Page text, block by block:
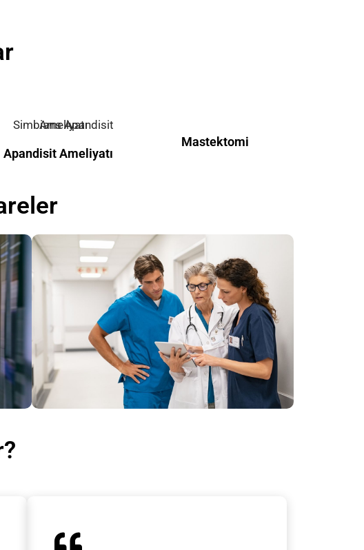
Apandisit Ameliyatı
Mastektomi